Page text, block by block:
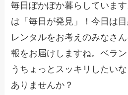
毎日ぽかぽか暮らしていま
は「毎日が発見」！今日は
レンタルをお考えのみなさ
報をお届けしますね。ベラ
うちょっとスッキリしたい
ありませんか？